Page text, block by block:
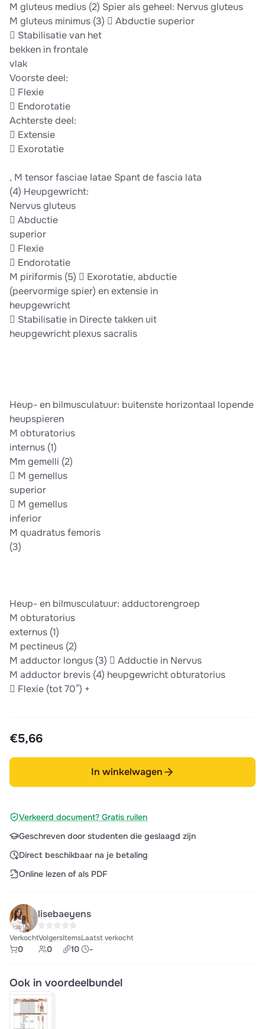
M gluteus medius (2) Spier als geheel: Nervus gluteus
M gluteus minimus (3)  Abductie superior
 Stabilisatie van het
bekken in frontale
vlak
Voorste deel:
 Flexie
 Endorotatie
Achterste deel:
 Extensie
 Exorotatie
, M tensor fasciae latae Spant de fascia lata
(4) Heupgewricht:
Nervus gluteus
 Abductie
superior
 Flexie
 Endorotatie
M piriformis (5)  Exorotatie, abductie
(peervormige spier) en extensie in
heupgewricht
 Stabilisatie in Directe takken uit
heupgewricht plexus sacralis
Heup- en bilmusculatuur: buitenste horizontaal lopende
heupspieren
M obturatorius
internus (1)
Mm gemelli (2)
 M gemellus
superior
 M gemellus
inferior
M quadratus femoris
(3)
Heup- en bilmusculatuur: adductorengroep
M obturatorius
externus (1)
M pectineus (2)
M adductor longus (3)  Adductie in Nervus
M adductor brevis (4) heupgewricht obturatorius
 Flexie (tot 70°) +
€5,66
In winkelwagen
Verkeerd document? Gratis ruilen
Geschreven door studenten die geslaagd zijn
Direct beschikbaar na je betaling
Online lezen of als PDF
lisebaeyens
Verkocht
0
Volgers
0
Items
10
Laatst verkocht
-
Ook in voordeelbundel